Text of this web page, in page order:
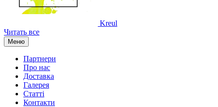
Kreul
Читать все
Меню
Партнери
Про нас
Доставка
Галерея
Статтi
Контакти